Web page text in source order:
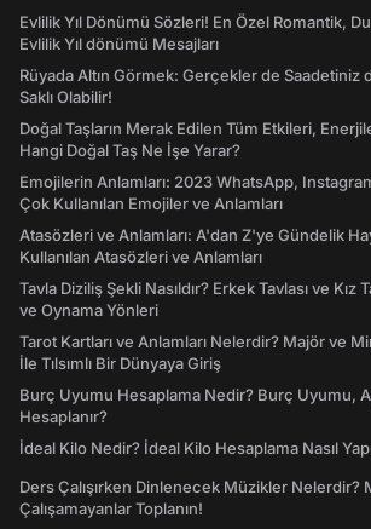
Evlilik Yıl Dönümü Sözleri! En Özel Romantik,
Evlilik Yıl dönümü Mesajları
Rüyada Altın Görmek: Gerçekler de Saadetiniz
Saklı Olabilir!
Doğal Taşların Merak Edilen Tüm Etkileri,
Hangi Doğal Taş Ne İşe Yarar?
Emojilerin Anlamları: 2023 WhatsApp,
Çok Kullanılan Emojiler ve Anlamları
Atasözleri ve Anlamları: A'dan Z'ye Gündelik
Kullanılan Atasözleri ve Anlamları
Tavla Diziliş Şekli Nasıldır? Erkek Tavlası ve Kız
ve Oynama Yönleri
Tarot Kartları ve Anlamları Nelerdir? Majör ve
İle Tılsımlı Bir Dünyaya Giriş
Burç Uyumu Hesaplama Nedir? Burç Uyumu,
Hesaplanır?
İdeal Kilo Nedir? İdeal Kilo Hesaplama Nasıl
Ders Çalışırken Dinlenecek Müzikler Nelerdir?
Çalışamayanlar Toplanın!